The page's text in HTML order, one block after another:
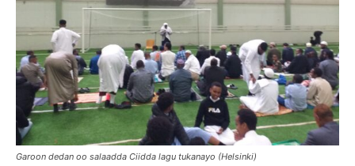
Garoon dedan oo salaadda Ciidda lagu tukanayo (Helsinki)